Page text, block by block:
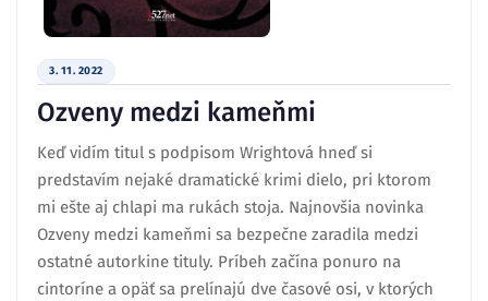
3. 11. 2022
Ozveny medzi kameňmi
Keď vidím titul s podpisom Wrightová hneď si
predstavím nejaké dramatické krimi dielo, pri ktorom
mi ešte aj chlapi ma rukách stoja. Najnovšia novinka
Ozveny medzi kameňmi sa bezpečne zaradila medzi
ostatné autorkine tituly. Príbeh začína ponuro na
cintoríne a opäť sa prelínajú dve časové osi, v ktorých